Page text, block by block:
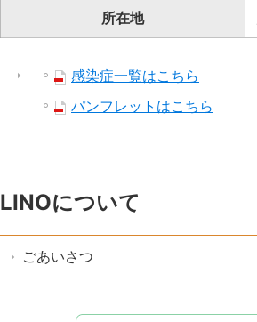
所在地
感染症一覧はこちら
パンフレットはこちら
LINOについて
ごあいさつ